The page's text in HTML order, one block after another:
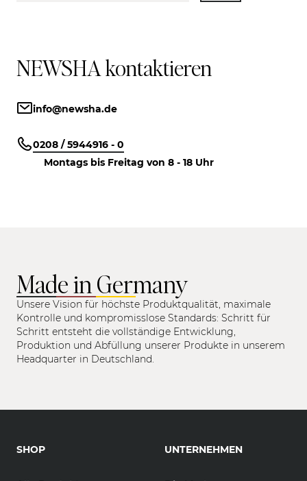
NEWSHA kontaktieren
info@newsha.de
0208 / 5944916 - 0
Montags bis Freitag von 8 - 18 Uhr
Made in Germany
Unsere Vision für höchste Produktqualität, maximale
Kontrolle und kompromisslose Standards: Schritt für
Schritt entsteht die vollständige Entwicklung,
Produktion und Abfüllung unserer Produkte in unserem
Headquarter in Deutschland.
SHOP UNTERNEHMEN